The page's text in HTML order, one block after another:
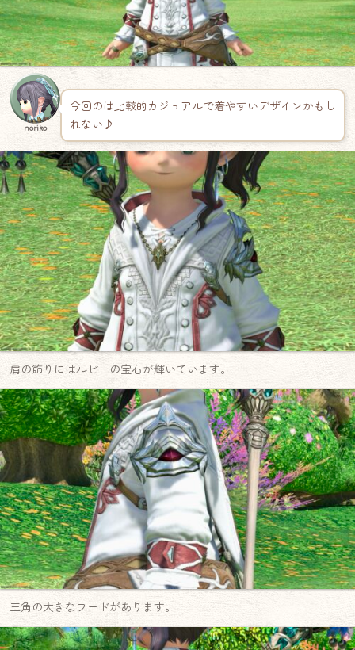
noriko
今回のは比較的カジュアルで着やすいデザインかもし
れない♪
肩の飾りにはルビーの宝石が輝いています。
三角の大きなフードがあります。